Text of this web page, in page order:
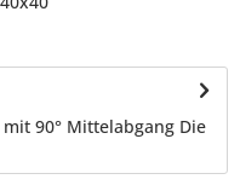
90° Mittelabgang Die